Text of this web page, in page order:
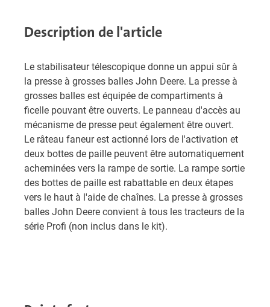
Description de l'article
Le stabilisateur télescopique donne un appui sûr à
la presse à grosses balles John Deere. La presse à
grosses balles est équipée de compartiments à
ficelle pouvant être ouverts. Le panneau d'accès au
mécanisme de presse peut également être ouvert.
Le râteau faneur est actionné lors de l'activation et
deux bottes de paille peuvent être automatiquement
acheminées vers la rampe de sortie. La rampe sortie
des bottes de paille est rabattable en deux étapes
vers le haut à l'aide de chaînes. La presse à grosses
balles John Deere convient à tous les tracteurs de la
série Profi (non inclus dans le kit).